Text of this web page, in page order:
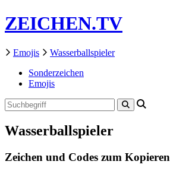
ZEICHEN.TV
Emojis
Wasserballspieler
Sonderzeichen
Emojis
Wasserballspieler
Zeichen und Codes zum Kopieren